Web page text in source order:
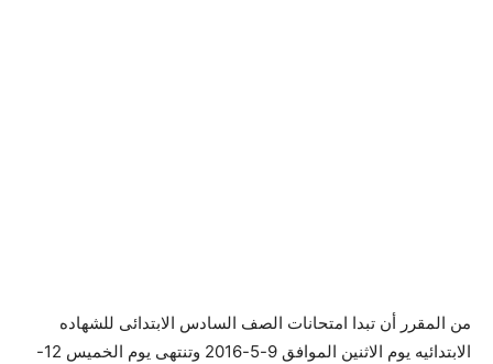
من المقرر أن تبدا امتحانات الصف السادس الابتدائى للشهاده
الابتدائيه يوم الاثنين الموافق 9-5-2016 وتنتهى يوم الخميس 12-